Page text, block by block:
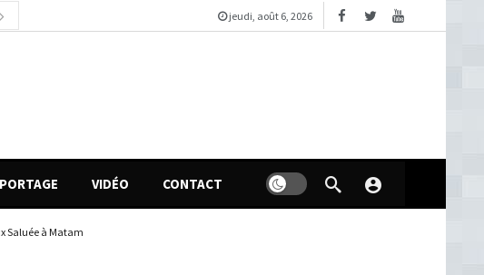
jeudi, août 6, 2026
VIDÉO CONTACT
Saluée à Matam